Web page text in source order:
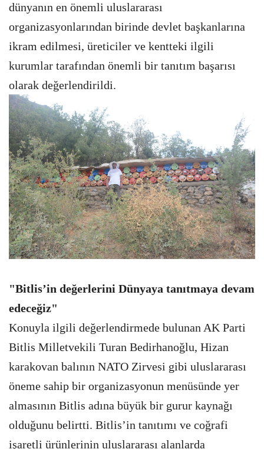
dünyanın en önemli uluslararası
organizasyonlarından birinde devlet başkanlarına
ikram edilmesi, üreticiler ve kentteki ilgili
kurumlar tarafından önemli bir tanıtım başarısı
olarak değerlendirildi.
"Bitlis’in değerlerini Dünyaya tanıtmaya devam
edeceğiz"
Konuyla ilgili değerlendirmede bulunan AK Parti
Bitlis Milletvekili Turan Bedirhanoğlu, Hizan
karakovan balının NATO Zirvesi gibi uluslararası
öneme sahip bir organizasyonun menüsünde yer
almasının Bitlis adına büyük bir gurur kaynağı
olduğunu belirtti. Bitlis’in tanıtımı ve coğrafi
işaretli ürünlerinin uluslararası alanlarda